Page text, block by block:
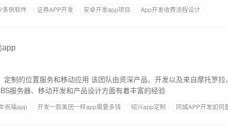
条例软件 证券APP开发 安卓开发app项目
App开发收费流程设计
app
服务器、移动开发和产品设计方面有着丰富的经验
祝福app 开发一款美团一样app需要多钱 绍兴app定制
同城APP开发如何